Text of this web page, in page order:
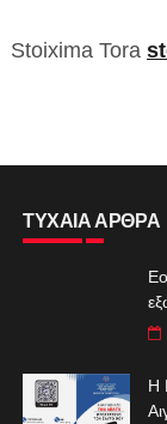
Stoixima Tora
ΤΥΧΑΙΑ ΑΡΘΡΑ
Η